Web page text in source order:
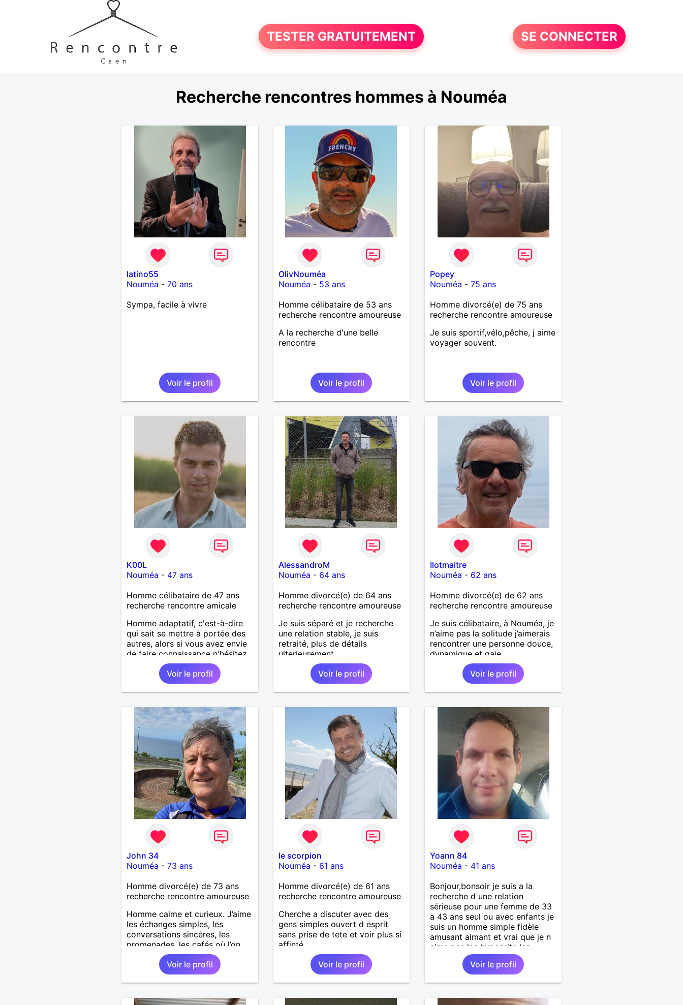
TESTER GRATUITEMENT SE CONNECTER
Recherche rencontres hommes à Nouméa
latino55
Nouméa - 70 ans
Sympa, facile à vivre
Voir le profil
OlivNouméa
Nouméa - 53 ans
Homme célibataire de 53 ans
recherche rencontre amoureuse
A la recherche d'une belle
rencontre
Voir le profil
Popey
Nouméa -75 ans
Homme divorcé(e) de 75 ans
recherche rencontre amoureuse
Je suis sportif,vélo,pêche, j aime
voyager souvent.
Voir le profil
K00L
Nouméa - 47 ans
Homme célibataire de 47 ans
recherche rencontre amicale
Homme adaptatif, c'est-à-dire
qui sait se mettre à portée des
autres, alors si vous avez envie
de faire connaissance n'hésitez
pas à me contacter.
Voir le profil
AlessandroM
Nouméa - 64 ans
Homme divorcé(e) de 64 ans
recherche rencontre amoureuse
Je suis séparé et je recherche
une relation stable, je suis
retraité, plus de détails
ulterieurement
Voir le profil
Ilotmaitre
Nouméa - 62 ans
Homme divorcé(e) de 62 ans
recherche rencontre amoureuse
Je suis célibataire, à Nouméa, je
n’aime pas la solitude j’aimerais
rencontrer une personne douce,
dynamique et gaie
Voir le profil
John 34
Nouméa - 73 ans
Homme divorcé(e) de 73 ans
recherche rencontre amoureuse
Homme calme et curieux. J’aime
les échanges simples, les
conversations sincères, les
promenades, les cafés où l’on
prend le temps, et les liens qui
se construisent sans
précipitation. Je cherche une
femme autonome, bienveillante,
Voir le profil
le scorpion
Nouméa - 61 ans
Homme divorcé(e) de 61 ans
recherche rencontre amoureuse
Cherche a discuter avec des
gens simples ouvert d esprit
sans prise de tete et voir plus si
affinté
Voir le profil
Yoann 84
Nouméa - 41 ans
Bonjour,bonsoir je suis a la
recherche d une relation
sérieuse pour une femme de 33
a 43 ans seul ou avec enfants je
suis un homme simple fidèle
amusant aimant et vrai que je n
aime pas les hypocrite les
fausses le mensonge et la
différence a vous de voir si mon
profil vous intéresse merci
Voir le profil